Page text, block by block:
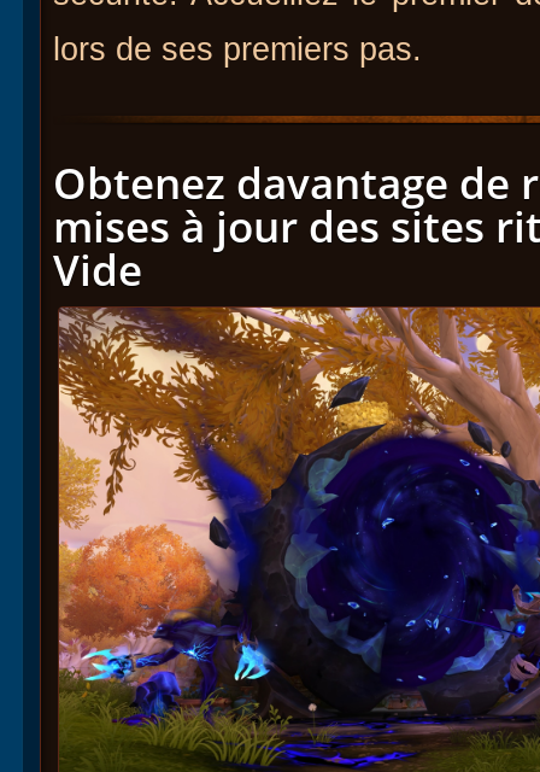
lors de ses premiers pas.
Obtenez davantage de
mises à jour des sites
Vide